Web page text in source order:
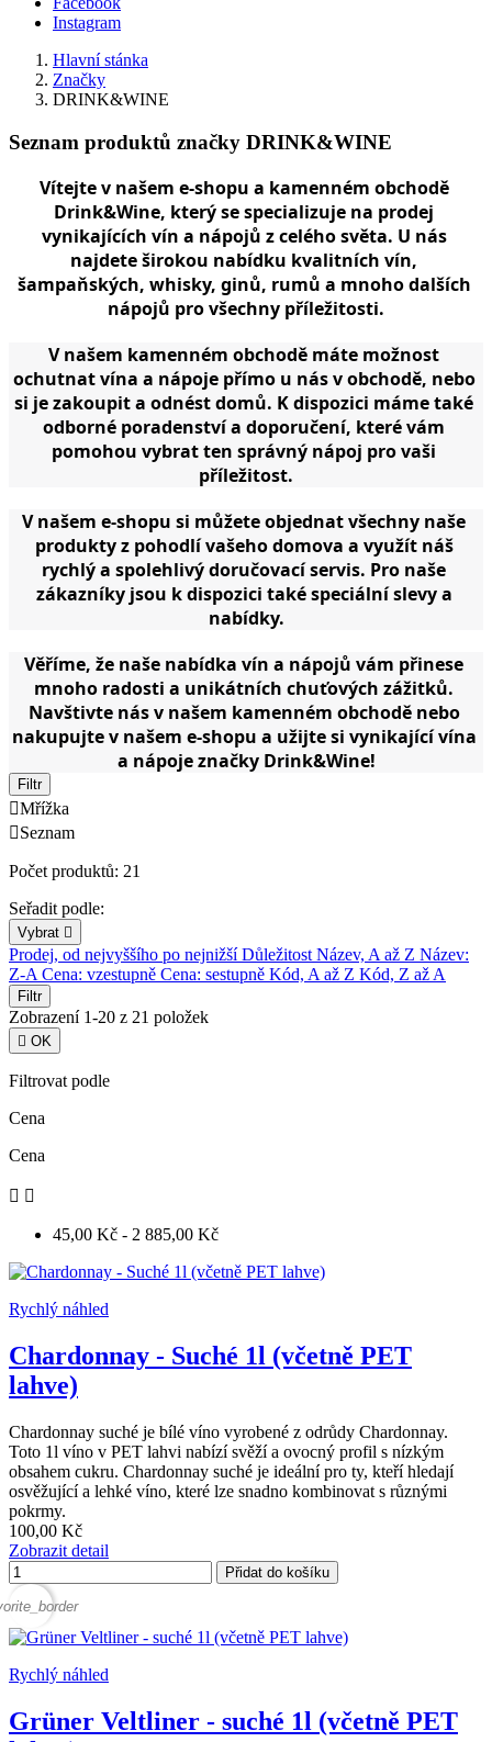
Instagram
Hlavní stánka
Značky
DRINK&WINE
Seznam produktů značky DRINK&WINE
Vítejte v našem e-shopu a kamenném obchodě
Drink&Wine, který se specializuje na prodej
vynikajících vín a nápojů z celého světa. U nás
najdete širokou nabídku kvalitních vín,
šampaňských, whisky, ginů, rumů a mnoho dalších
nápojů pro všechny příležitosti.
V našem kamenném obchodě máte možnost
ochutnat vína a nápoje přímo u nás v obchodě, nebo
si je zakoupit a odnést domů. K dispozici máme také
odborné poradenství a doporučení, které vám
pomohou vybrat ten správný nápoj pro vaši
příležitost.
V našem e-shopu si můžete objednat všechny naše
produkty z pohodlí vašeho domova a využít náš
rychlý a spolehlivý doručovací servis. Pro naše
zákazníky jsou k dispozici také speciální slevy a
nabídky.
Věříme, že naše nabídka vín a nápojů vám přinese
mnoho radosti a unikátních chuťových zážitků.
Navštivte nás v našem kamenném obchodě nebo
nakupujte v našem e-shopu a užijte si vynikající vína
a nápoje značky Drink&Wine!
Filtr
Mřížka
Seznam
Počet produktů: 21
Seřadit podle:
Vybrat 
Prodej, od nejvyššího po nejnižšíDůležitost Název, A až Z Název:
Z-A Cena: vzestupně Cena: sestupně Kód, A až Z Kód, Z až A
Filtr
Zobrazení 1-20 z 21 položek
 OK
Filtrovat podle
Cena
Cena
 
45,00 Kč - 2 885,00 Kč
Rychlý náhled
Chardonnay - Suché 1l (včetně PET
lahve)
Chardonnay suché je bílé víno vyrobené z odrůdy Chardonnay.
Toto 1l víno v PET lahvi nabízí svěží a ovocný profil s nízkým
obsahem cukru. Chardonnay suché je ideální pro ty, kteří hledají
osvěžující a lehké víno, které lze snadno kombinovat s různými
pokrmy.
100,00 Kč
Zobrazit detail
Přidat do košíku
Rychlý náhled
Grüner Veltliner - suché 1l (včetně PET